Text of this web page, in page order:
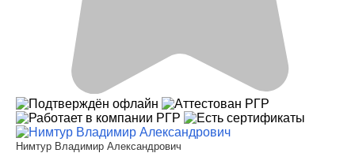
Нимтур Владимир Александрович